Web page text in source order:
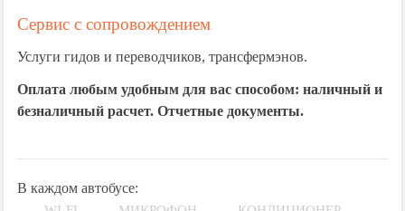
Сервис с сопровождением
Услуги гидов и переводчиков, трансфермэнов.
Оплата любым удобным для вас способом: наличный и
безналичный расчет. Отчетные документы.
В каждом автобусе: